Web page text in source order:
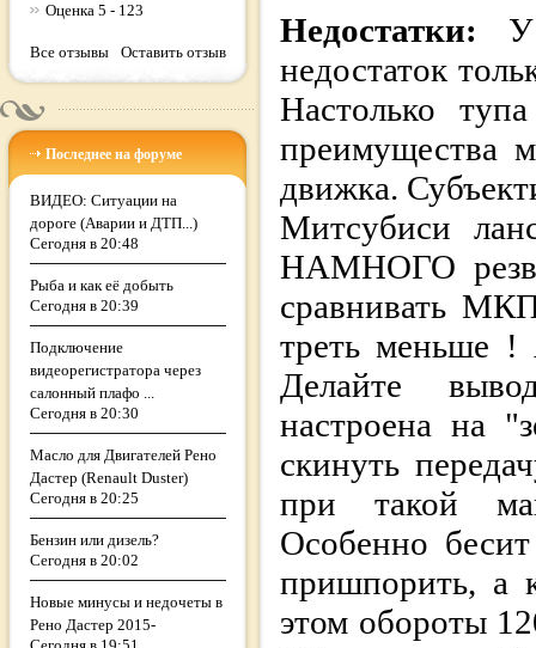
Оценка 5 - 123
Все отзывы Оставить отзыв
Последнее на форуме
ВИДЕО: Ситуации на
дороге (Аварии и ДТП...)
Сегодня в 20:48
Рыба и как её добыть
Сегодня в 20:39
Подключение
видеорегистратора через
салонный плафо ...
Сегодня в 20:30
Масло для Двигателей Рено
Дастер (Renault Duster)
Сегодня в 20:25
Бензин или дизель?
Сегодня в 20:02
Новые минусы и недочеты в
Рено Дастер 2015-
Недостатки:
недостаток
Настолько
преимущества
движка.
Митсубиси
НАМНОГО
сравнивать
треть меньше !
Делайте
настроена на
скинуть
при такой
Особенно
пришпорить, а
этом обороты